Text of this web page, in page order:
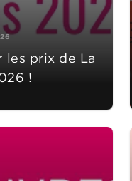
les prix de La
!